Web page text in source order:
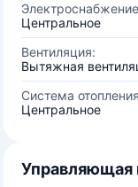
Центральное
Вентиляция:
Вытяжная
Система
Центральное
Управляющая